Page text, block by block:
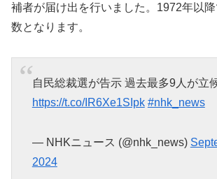
補者が届け出を行いました。1972年以
数となります。
自民総裁選が告示 過去最多9人が立
https://t.co/IR6Xe1SIpk #nhk_news
— NHKニュース (@nhk_news)
2024